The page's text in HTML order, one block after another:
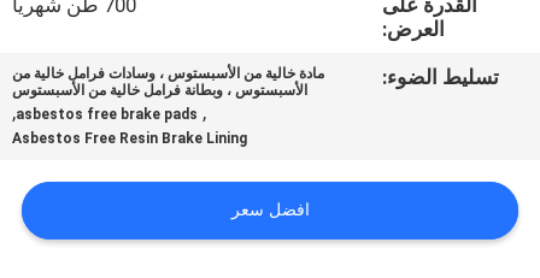
اقتباس
PRIVACY
القدرة على
العرض:
700 طن شهريا
تسليط الضوء:
مادة خالية من الأسبستوس ، وسادات فرامل خالية من
الأسبستوس ، وبطانة فرامل خالية من الأسبستوس
,
asbestos free brake pads
,
Asbestos Free Resin Brake Lining
افضل سعر